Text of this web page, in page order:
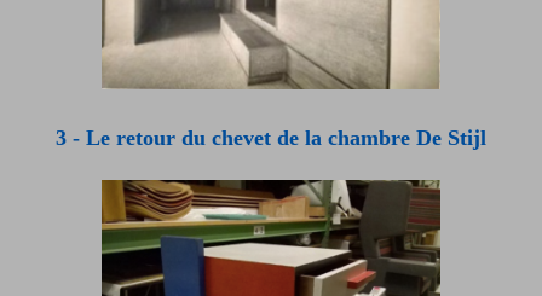
3 - Le retour du chevet de la chambre De Stijl